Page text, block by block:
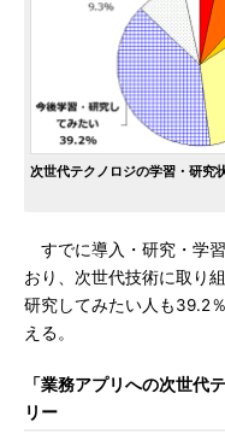
次世代テクノロジの学習・研究
すでに導入・研究・学
おり、次世代技術に取り
研究してみたい人も39.2
える。
「業務アプリへの次世代
リー